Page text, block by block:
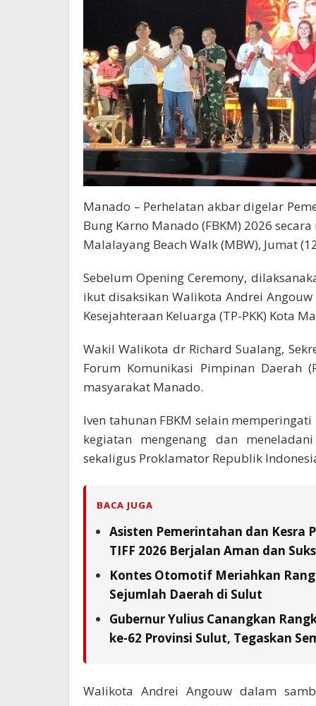
Manado – Perhelatan akbar digelar
Bung Karno Manado (FBKM) 2026
Malalayang Beach Walk (MBW), Jumat
Sebelum Opening Ceremony,
ikut disaksikan Walikota Andrei
Kesejahteraan Keluarga (TP-PKK) Kota
Wakil Walikota dr Richard Sualang,
Forum Komunikasi Pimpinan Daerah
masyarakat Manado.
Iven tahunan FBKM selain
kegiatan mengenang dan
sekaligus Proklamator Republik
BACA JUGA
Asisten Pemerintahan dan Kesra
TIFF 2026 Berjalan Aman dan
Kontes Otomotif Meriahkan
Sejumlah Daerah di Sulut
Gubernur Yulius Canangkan
ke-62 Provinsi Sulut, Tegaskan
Walikota Andrei Angouw dalam